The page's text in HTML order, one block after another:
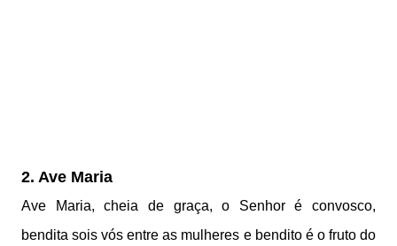
2. Ave Maria
Ave Maria, cheia de graça, o Senhor é convosco,
bendita sois vós entre as mulheres e bendito é o fruto do